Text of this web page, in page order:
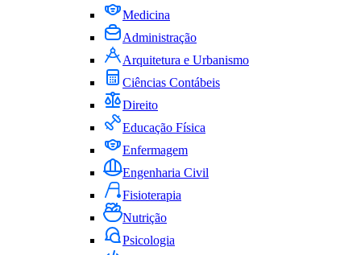
Medicina
Administração
Arquitetura e Urbanismo
Ciências Contábeis
Direito
Educação Física
Enfermagem
Engenharia Civil
Fisioterapia
Nutrição
Psicologia